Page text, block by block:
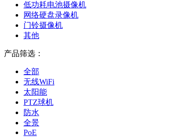
低功耗电池摄像机
网络硬盘录像机
门铃摄像机
其他
产品筛选：
全部
无线WiFi
太阳能
PTZ球机
防水
全景
PoE